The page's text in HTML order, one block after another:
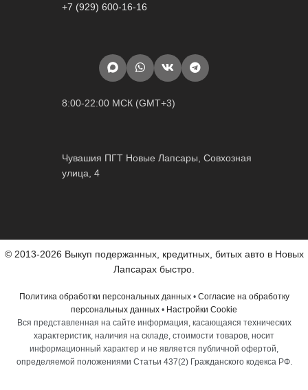
+7 (929) 600-16-16
8:00-22:00 МСК (GMT+3)
Чувашия ПГТ Новые Лапсары, Совхозная
улица, 4
© 2013-2026 Выкуп подержанных, кредитных, битых авто в Новых
Лапсарах быстро.
Политика обработки персональных данных• Согласие на обработку
персональных данных • Настройки Cookie
Вся представленная на сайте информация, касающаяся технических
характеристик, наличия на складе, стоимости товаров, носит
информационный характер и не является публичной офертой,
определяемой положениями Статьи 437(2) Гражданского кодекса РФ.